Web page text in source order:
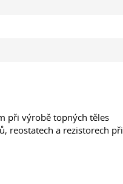
při výrobě topných těles
reostatech a rezistorech při